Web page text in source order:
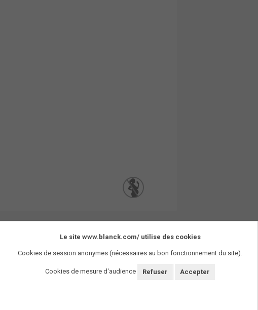
Le site www.blanck.com/ utilise des cookies
Cookies de session anonymes (nécessaires au bon fonctionnement du site).
Cookies de mesure d'audience Refuser Accepter